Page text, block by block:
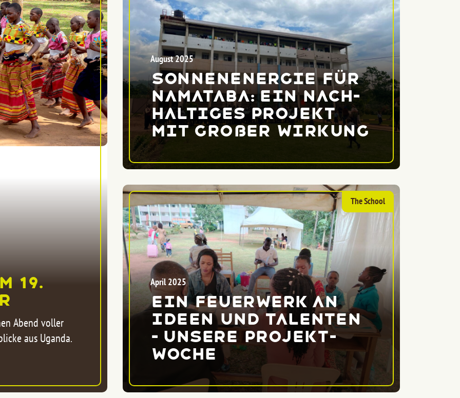
19.
Abend voller
aus Uganda.
August 2025
Sonnen­energie für
Namataba: Ein nach­
haltiges Projekt
mit großer Wirkung
April 2025
Ein Feuerwerk an
Ideen und Talenten
– unsere Projekt­
woche
The School